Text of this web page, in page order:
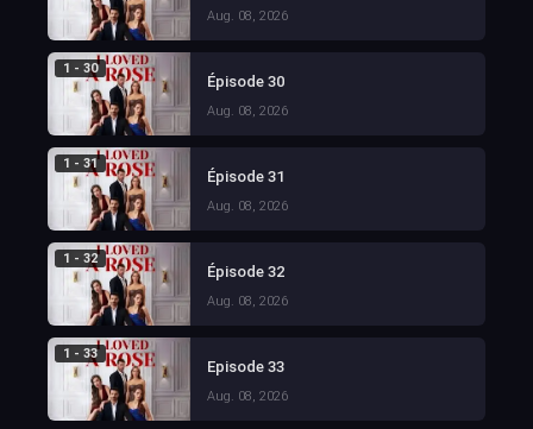
Aug. 08, 2026
1 - 30
Épisode 30
Aug. 08, 2026
1 - 31
Épisode 31
Aug. 08, 2026
1 - 32
Épisode 32
Aug. 08, 2026
1 - 33
Episode 33
Aug. 08, 2026